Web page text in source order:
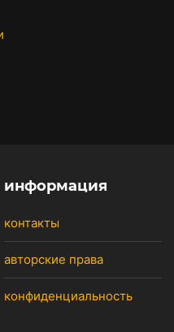
информация
контакты
авторские права
конфиденциальность